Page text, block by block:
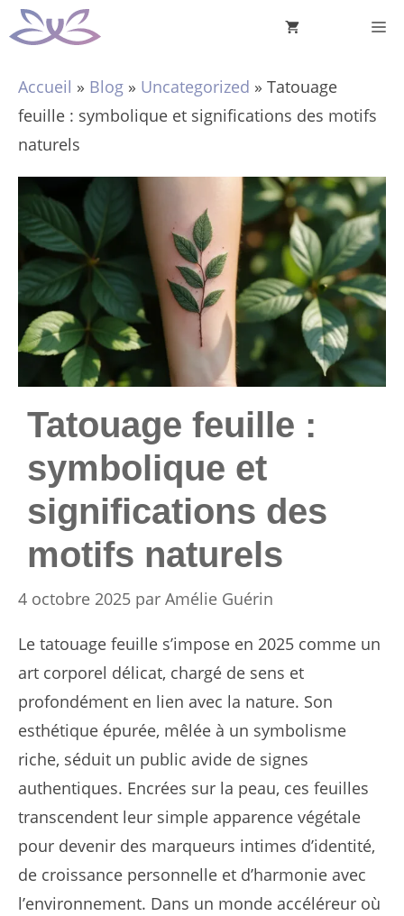
Aller
au
Accueil » Blog » Uncategorized » Tatouage
feuille : symbolique et significations des motifs
naturels
Tatouage feuille :
symbolique et
significations des
motifs naturels
4 octobre 2025 par Amélie Guérin
Le tatouage feuille s’impose en 2025 comme un
art corporel délicat, chargé de sens et
profondément en lien avec la nature. Son
esthétique épurée, mêlée à un symbolisme
riche, séduit un public avide de signes
authentiques. Encrées sur la peau, ces feuilles
transcendent leur simple apparence végétale
pour devenir des marqueurs intimes d’identité,
de croissance personnelle et d’harmonie avec
l’environnement. Dans un monde accéléreur où